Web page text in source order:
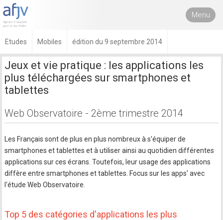
Menu
Etudes Mobiles édition du 9 septembre 2014
Jeux et vie pratique : les applications les
plus téléchargées sur smartphones et
tablettes
Web Observatoire - 2ème trimestre 2014
Les Français sont de plus en plus nombreux à s'équiper de
smartphones et tablettes et à utiliser ainsi au quotidien différentes
applications sur ces écrans. Toutefois, leur usage des applications
diffère entre smartphones et tablettes. Focus sur les apps' avec
l'étude Web Observatoire.
Top 5 des catégories d'applications les plus